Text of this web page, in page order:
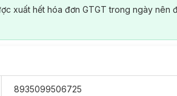
xuất hết hóa đơn GTGT trong ngày nên
8935099506725